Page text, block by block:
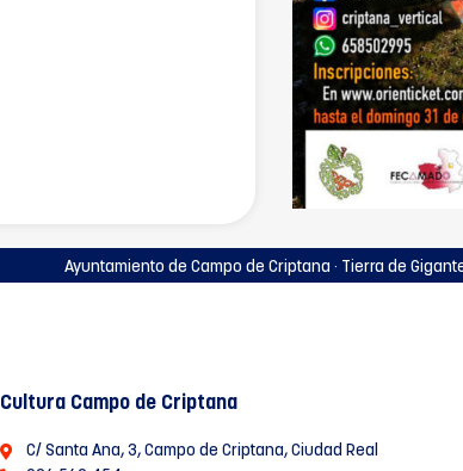
Ayuntamiento de Campo de Criptana · Tierra de
Cultura Campo de Criptana
C/ Santa Ana, 3, Campo de Criptana, Ciudad Real